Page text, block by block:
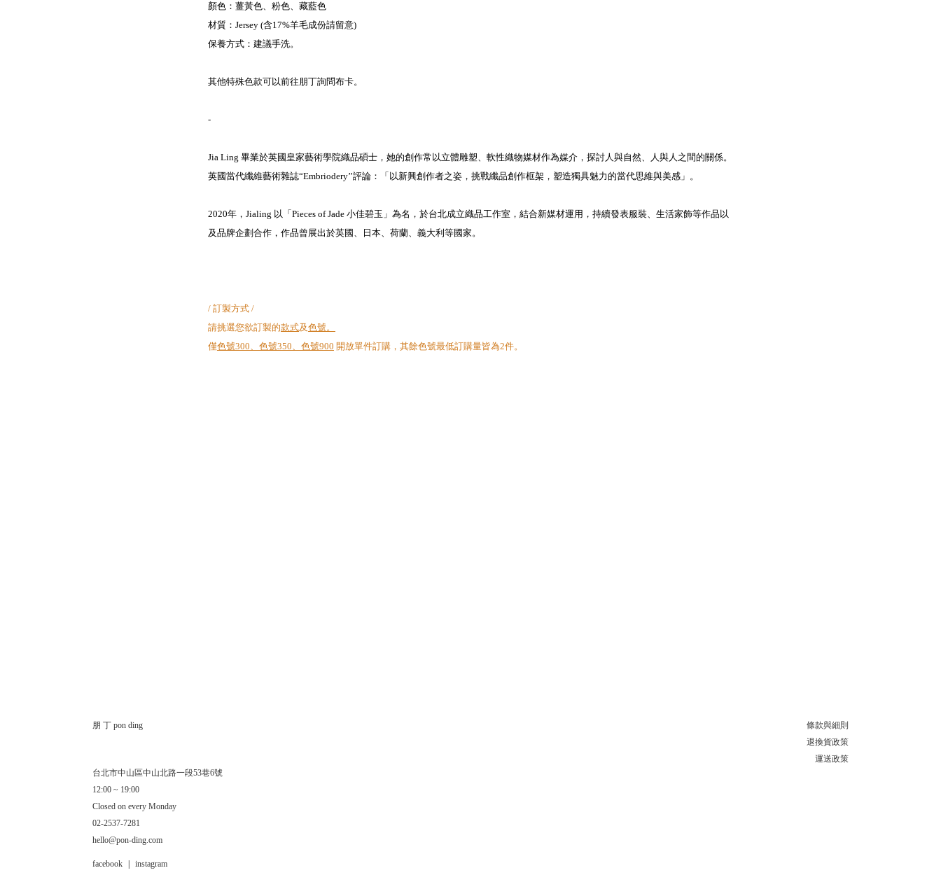
顏色：薑黃色、粉色、藏藍色
材質：Jersey (含17%羊毛成份請留意)
保養方式：建議手洗。
其他特殊色款可以前往朋丁詢問布卡。
-
Jia Ling 畢業於英國皇家藝術學院織品碩士，她的創作常以立體雕塑、軟性織物媒材作為媒介，探討人與自然、人與人之間的關係。
英國當代纖維藝術雜誌“Embriodery’’評論：「以新興創作者之姿，挑戰纖品創作框架，塑造獨具魅力的當代思維與美感」。
2020年，Jialing 以「Pieces of Jade 小佳碧玉」為名，於台北成立織品工作室，結合新媒材運用，持續發表服裝、生活家飾等作品以
及品牌企劃合作，作品曾展出於英國、日本、荷蘭、義大利等國家。
/ 訂製方式 /
請挑選您欲訂製的款式及色號。
僅色號300、色號350、色號900 開放單件訂購，其餘色號最低訂購量皆為2件。
朋 丁 pon ding
台北市中山區中山北路一段53巷6號
12:00 ~ 19:00
Closed on every Monday
02-2537-7281
hello@pon-ding.com
facebook instagram
條款與細則
退換貨政策
運送政策